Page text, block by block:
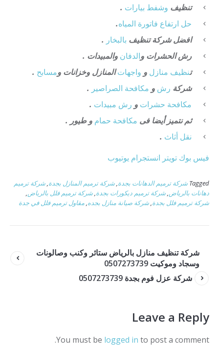
تنظيف وشفط بيارات .
حل ارتفاع فاتورة المياه.
افضل شركة تنظيف بالبخار .
رش الحشرات والدفان والمبيدات .
تنظيف منازل و واجهاتالمنازل وخزانات ومسابح .
شركة رش و مكافحة الصراصير .
مكافحة حشرات و رش مبيدات .
ثم نتميز أيضا فى مكافحة حمام و طيور .
نقل أثاث .
فيس بوك تويتر انستجرام يوتيوب
Tagged شركة ترميم الدهانات بجدة,شركة ترميم المنازل بجدة,شركة ترميم
دهانات بالرياض,شركة ترميم ديكورات بجدة,شركة ترميم فلل بالرياض,
شركة ترميم فلل بجدة,شركة صيانة منازل بجده,مقاول ترميم فلل في جدة
شركة تنظيف منازل بالرياض ستائر وكنب وصالونات
وسجاد وموكيت 0507273739
شركة عزل فوم بجدة 0507273739
Leave a Reply
You must be logged in to post a comment.